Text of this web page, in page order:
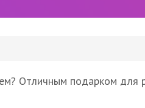
Отличным подарком для